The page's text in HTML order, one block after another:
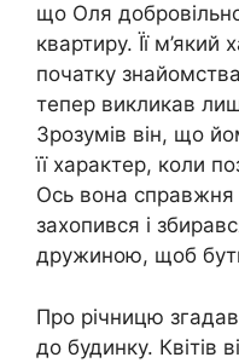
що Оля
квартиру. Її
початку
тепер викликав
Зрозумів він, що
її характер, коли
Ось вона
захопився і
дружиною, щоб
Про річницю
до будинку. Квітів